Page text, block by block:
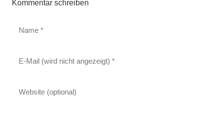
Kommentar schreiben